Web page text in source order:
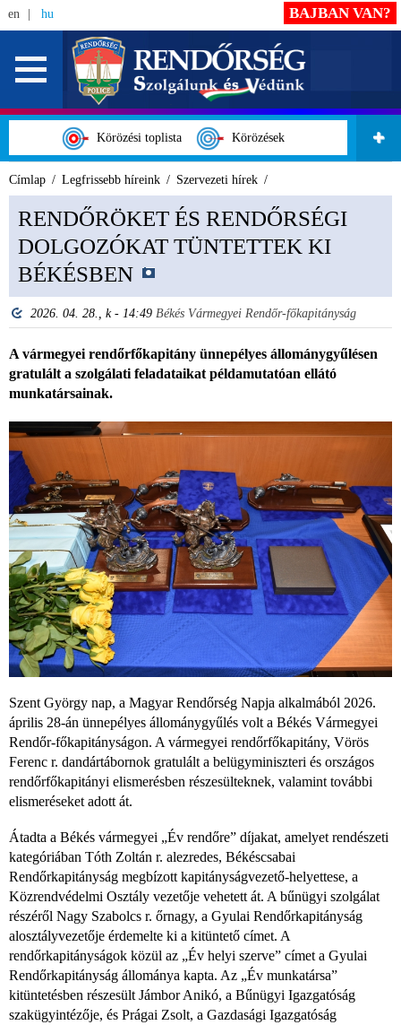
en hu
Körözési toplista Körözések
BAJBAN VAN?
Címlap Legfrissebb híreink Szervezeti hírek
RENDŐRÖKET ÉS RENDŐRSÉGI
DOLGOZÓKAT TÜNTETTEK KI
BÉKÉSBEN
2026. 04. 28., k - 14:49 Békés Vármegyei Rendőr-főkapitányság
A vármegyei rendőrfőkapitány ünnepélyes állománygyűlésen
gratulált a szolgálati feladataikat példamutatóan ellátó
munkatársainak.
Szent György nap, a Magyar Rendőrség Napja alkalmából 2026.
április 28-án ünnepélyes állománygyűlés volt a Békés Vármegyei
Rendőr-főkapitányságon. A vármegyei rendőrfőkapitány, Vörös
Ferenc r. dandártábornok gratulált a belügyminiszteri és országos
rendőrfőkapitányi elismerésben részesülteknek, valamint további
elismeréseket adott át.
Átadta a Békés vármegyei „Év rendőre” díjakat, amelyet rendészeti
kategóriában Tóth Zoltán r. alezredes, Békéscsabai
Rendőrkapitányság megbízott kapitányságvezető-helyettese, a
Közrendvédelmi Osztály vezetője vehetett át. A bűnügyi szolgálat
részéről Nagy Szabolcs r. őrnagy, a Gyulai Rendőrkapitányság
alosztályvezetője érdemelte ki a kitüntető címet. A
rendőrkapitányságok közül az „Év helyi szerve” címet a Gyulai
Rendőrkapitányság állománya kapta. Az „Év munkatársa”
kitüntetésben részesült Jámbor Anikó, a Bűnügyi Igazgatóság
szakügyintézője, és Prágai Zsolt, a Gazdasági Igazgatóság